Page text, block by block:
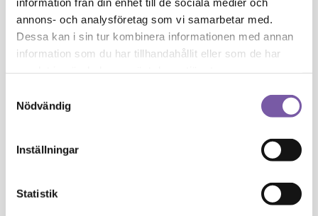
annons- och analysföretag som vi samarbetar med.
Dessa kan i sin tur kombinera informationen med annan
information som du har tillhandahållit eller som de har
Nödvändig
Inställningar
Statistik
FÖRPACKNINGSFRI
- +